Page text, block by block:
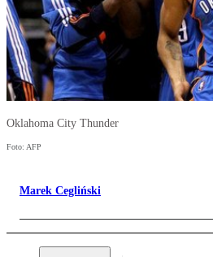
Oklahoma City Thunder
Foto: AFP
Marek Cegliński